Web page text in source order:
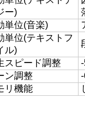
ー)
単位(音楽)
単位(テキストフ
ル)
スピード調整
ン調整
リ機能